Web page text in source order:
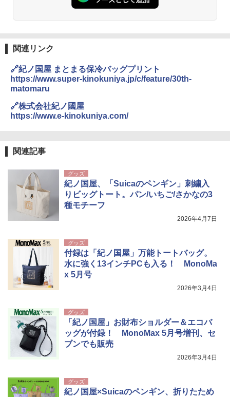
関連リンク
🔗紀ノ国屋 まとまる保冷バッグプリント
https://www.super-kinokuniya.jp/c/feature/30th-
matomaru
🔗株式会社紀ノ國屋
https://www.e-kinokuniya.com/
関連記事
グッズ
紀ノ国屋、「Suicaのペンギン」刺繍入
りビッグトート。パン/いちご/さかなの3
種モチーフ
2026年4月7日
グッズ
付録は「紀ノ国屋」万能トートバッグ。
水に強く13インチPCも入る！ MonoMa
x 5月号
2026年3月4日
グッズ
「紀ノ国屋」お財布ショルダー＆エコバ
ッグが付録！ MonoMax 5月号増刊、セ
ブンでも販売
2026年3月4日
グッズ
紀ノ国屋×Suicaのペンギン、折りたため